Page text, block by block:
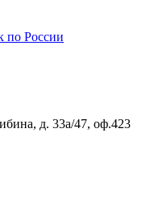
по России
д. 33а/47, оф.423